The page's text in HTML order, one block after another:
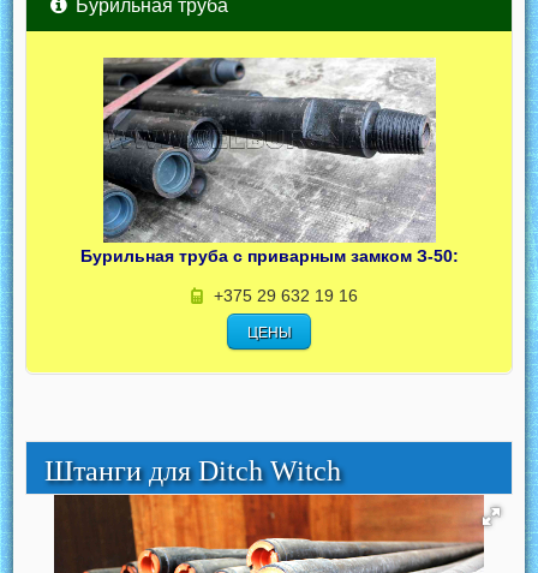
Бурильная труба
Бурильная труба с приварным замком З-50:
+375 29 632 19 16
ЦЕНЫ
Штанги для Ditch Witch